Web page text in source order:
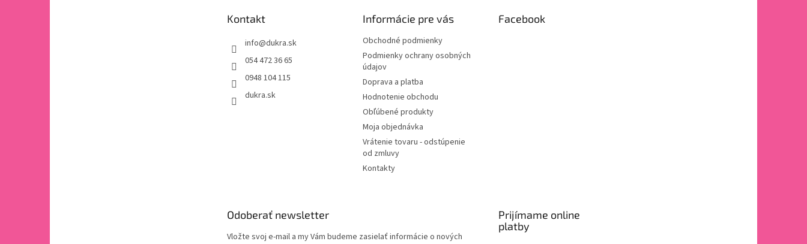
Kontakt
info@dukra.sk
054 472 36 65
0948 104 115
dukra.sk
Informácie pre vás
Obchodné podmienky
Podmienky ochrany osobných
údajov
Doprava a platba
Hodnotenie obchodu
Obľúbené produkty
Moja objednávka
Vrátenie tovaru - odstúpenie
od zmluvy
Kontakty
Facebook
Odoberať newsletter
Vložte svoj e-mail a my Vám budeme zasielať informácie o nových
Prijímame online
platby